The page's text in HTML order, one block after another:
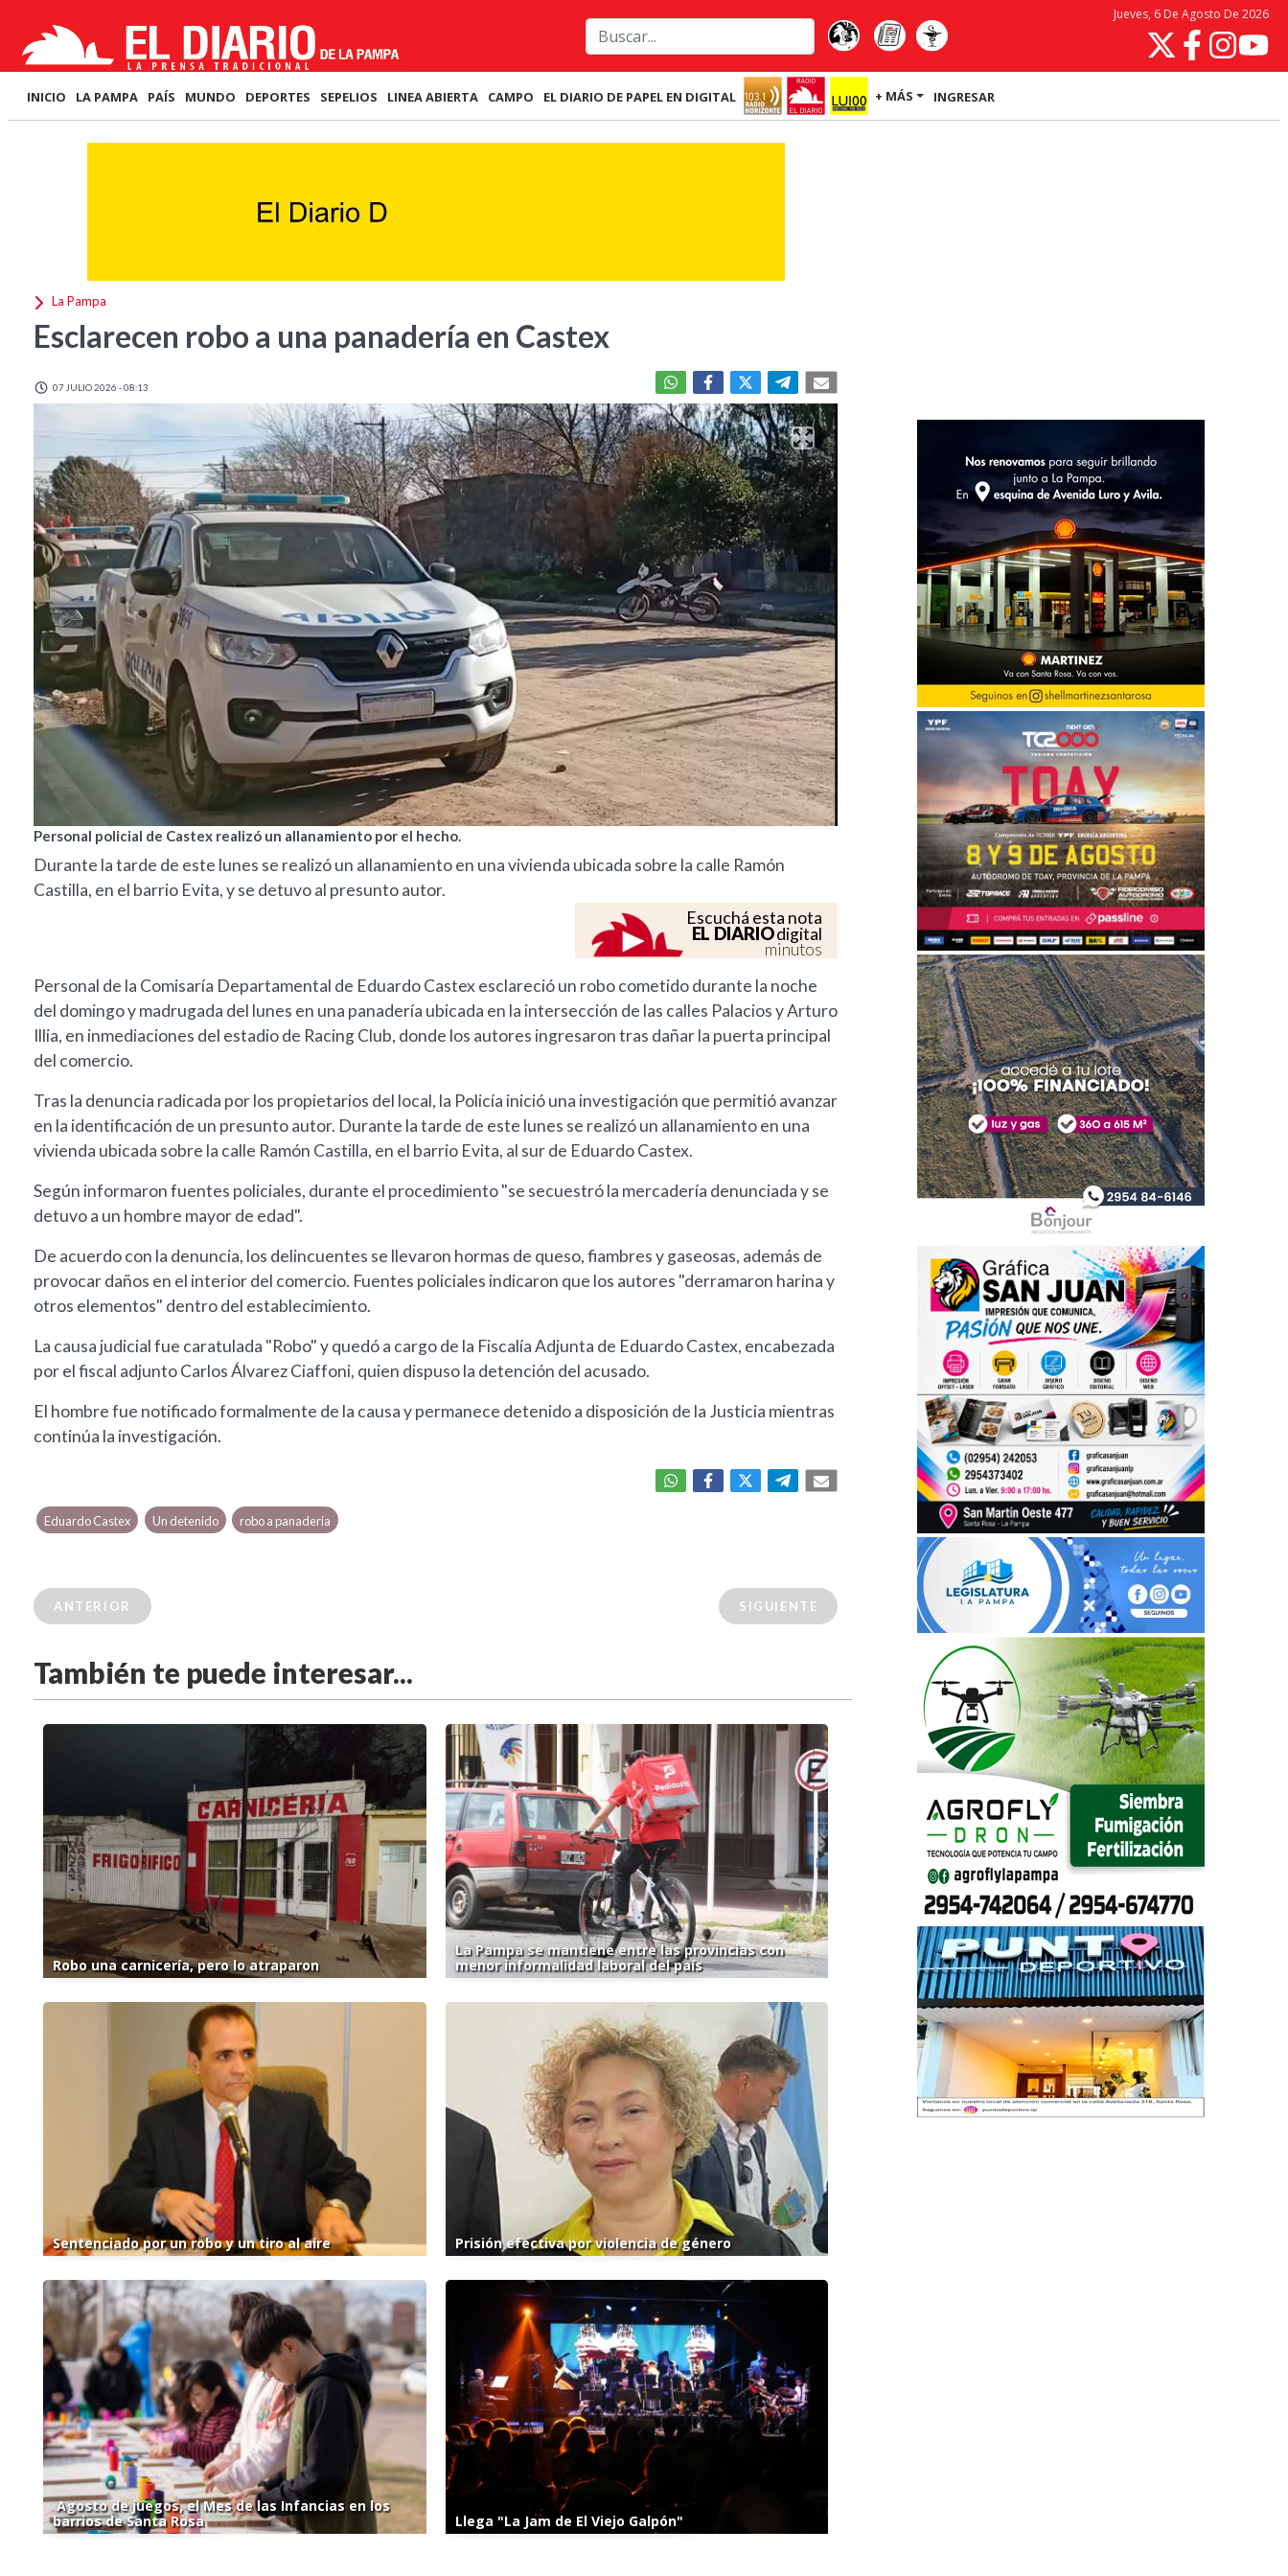
Jueves, 6 De Agosto De 2026
INICIO LA PAMPA PAÍS MUNDO DEPORTES SEPELIOS LINEA ABIERTA CAMPO EL DIARIO DE PAPEL EN DIGITAL + MÁS INGRESAR
La Pampa
Esclarecen robo a una panadería en Castex
07 JULIO 2026 - 08:13
Personal policial de Castex realizó un allanamiento por el hecho.
Durante la tarde de este lunes se realizó un allanamiento en una vivienda ubicada sobre la calle Ramón
Castilla, en el barrio Evita, y se detuvo al presunto autor.
Escuchá esta nota
EL DIARIOdigital
minutos
Personal de la Comisaría Departamental de Eduardo Castex esclareció un robo cometido durante la noche
del domingo y madrugada del lunes en una panadería ubicada en la intersección de las calles Palacios y Arturo
Illia, en inmediaciones del estadio de Racing Club, donde los autores ingresaron tras dañar la puerta principal
del comercio.
Tras la denuncia radicada por los propietarios del local, la Policía inició una investigación que permitió avanzar
en la identificación de un presunto autor. Durante la tarde de este lunes se realizó un allanamiento en una
vivienda ubicada sobre la calle Ramón Castilla, en el barrio Evita, al sur de Eduardo Castex.
Según informaron fuentes policiales, durante el procedimiento "se secuestró la mercadería denunciada y se
detuvo a un hombre mayor de edad".
De acuerdo con la denuncia, los delincuentes se llevaron hormas de queso, fiambres y gaseosas, además de
provocar daños en el interior del comercio. Fuentes policiales indicaron que los autores "derramaron harina y
otros elementos" dentro del establecimiento.
La causa judicial fue caratulada "Robo" y quedó a cargo de la Fiscalía Adjunta de Eduardo Castex, encabezada
por el fiscal adjunto Carlos Álvarez Ciaffoni, quien dispuso la detención del acusado.
El hombre fue notificado formalmente de la causa y permanece detenido a disposición de la Justicia mientras
continúa la investigación.
Eduardo Castex Un detenido robo a panadería
ANTERIOR SIGUIENTE
También te puede interesar...
Robo una carnicería, pero lo atraparon
La Pampa se mantiene entre las provincias con
menor informalidad laboral del país
Sentenciado por un robo y un tiro al aire Prisión efectiva por violencia de género
Agosto de juegos, el Mes de las Infancias en los
barrios de Santa Rosa
Llega "La Jam de El Viejo Galpón"